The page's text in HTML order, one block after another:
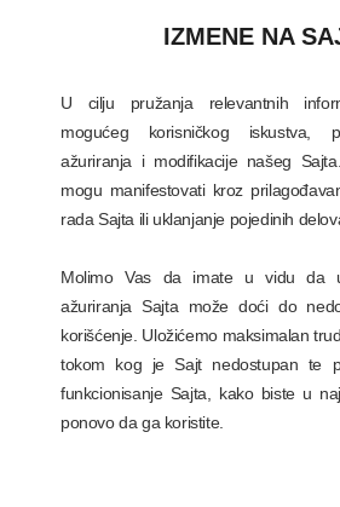
IZMENE NA
U cilju pružanja relevantnih
mogućeg korisničkog iskustva,
ažuriranja i modifikacije našeg
mogu manifestovati kroz
rada Sajta ili uklanjanje pojedinih
Molimo Vas da imate u vidu da
ažuriranja Sajta može doći do
korišćenje. Uložićemo maksimalan
tokom kog je Sajt nedostupan te
funkcionisanje Sajta, kako biste u
ponovo da ga koristite.